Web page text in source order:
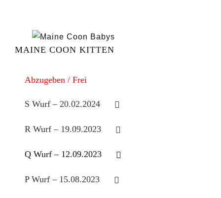
MAINE COON KITTEN
Abzugeben / Frei
S Wurf – 20.02.2024
R Wurf – 19.09.2023
Q Wurf – 12.09.2023
P Wurf – 15.08.2023